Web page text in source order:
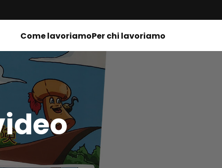
Come lavoriamoPer chi lavoriamo